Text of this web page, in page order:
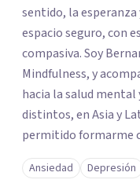
sentido, la esperanza
espacio seguro, con
compasiva. Soy Bernarda, psicoterapeuta y facilitadora de
Mindfulness, y
hacia la salud mental y el
distintos, en Asia y
permitido formarme
técnicas e idiomas y
espectro de culturas,
Ansiedad Depresión